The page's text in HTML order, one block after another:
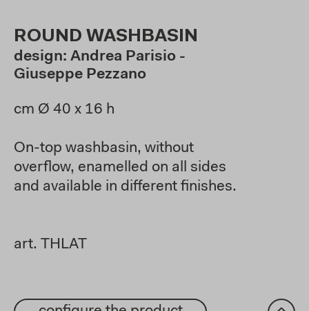
ROUND WASHBASIN
design: Andrea Parisio -
Giuseppe Pezzano
cm Ø 40 x 16 h
On-top washbasin, without
overflow, enamelled on all sides
and available in different finishes.
art. THLAT